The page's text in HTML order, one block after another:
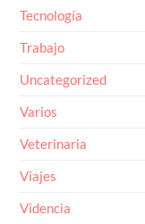
Tecnología
Trabajo
Uncategorized
Varios
Veterinaria
Viajes
Videncia